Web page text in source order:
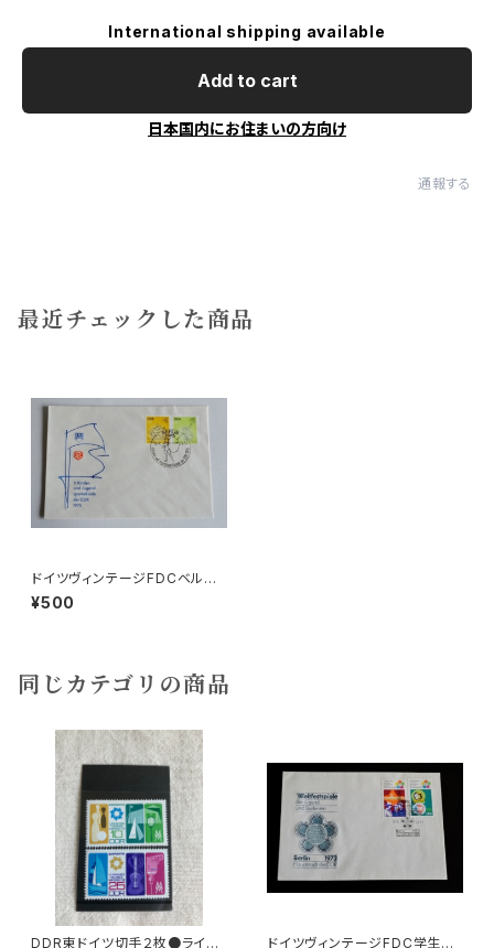
International shipping available
Add to cart
日本国内にお住まいの方向け
通報する
最近チェックした商品
ドイツヴィンテージFDCベルリ
ンb
¥500
同じカテゴリの商品
DDR東ドイツ切手２枚●ライプ ドイツヴィンテージFDC学生祭